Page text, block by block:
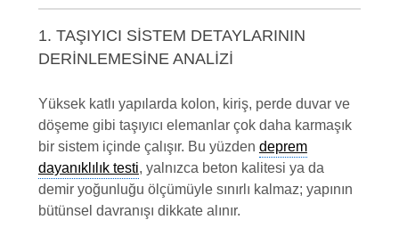
1. TAŞIYICI SISTEM DETAYLARININ
DERINLEMESINE ANALIZI
Yüksek katlı yapılarda kolon, kiriş, perde duvar ve
döşeme gibi taşıyıcı elemanlar çok daha karmaşık
bir sistem içinde çalışır. Bu yüzden deprem
dayanıklılık testi, yalnızca beton kalitesi ya da
demir yoğunluğu ölçümüyle sınırlı kalmaz; yapının
bütünsel davranışı dikkate alınır.